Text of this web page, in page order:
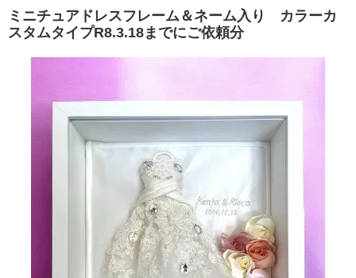
ミニチュアドレスフレーム＆ネーム入り カラーカ
スタムタイプR8.3.18までにご依頼分